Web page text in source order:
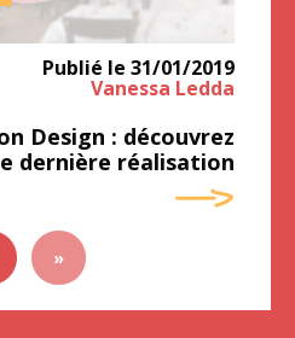
Publié le 31/01/2019
Vanessa Ledda
Design : découvrez
dernière réalisation
»